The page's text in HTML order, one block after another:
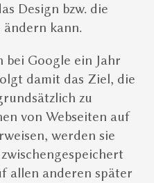
Design bzw. die
kann.
Google ein Jahr
damit das Ziel, die
zu
von Webseiten auf
werden sie
allen anderen später